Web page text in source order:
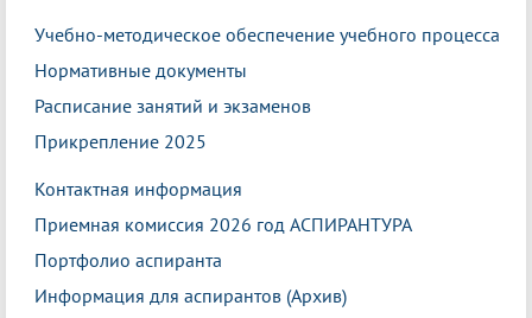
Учебно-методическое обеспечение учебного процесса
Нормативные документы
Расписание занятий и экзаменов
Прикрепление 2025
Контактная информация
Приемная комиссия 2026 год АСПИРАНТУРА
Портфолио аспиранта
Информация для аспирантов (Архив)